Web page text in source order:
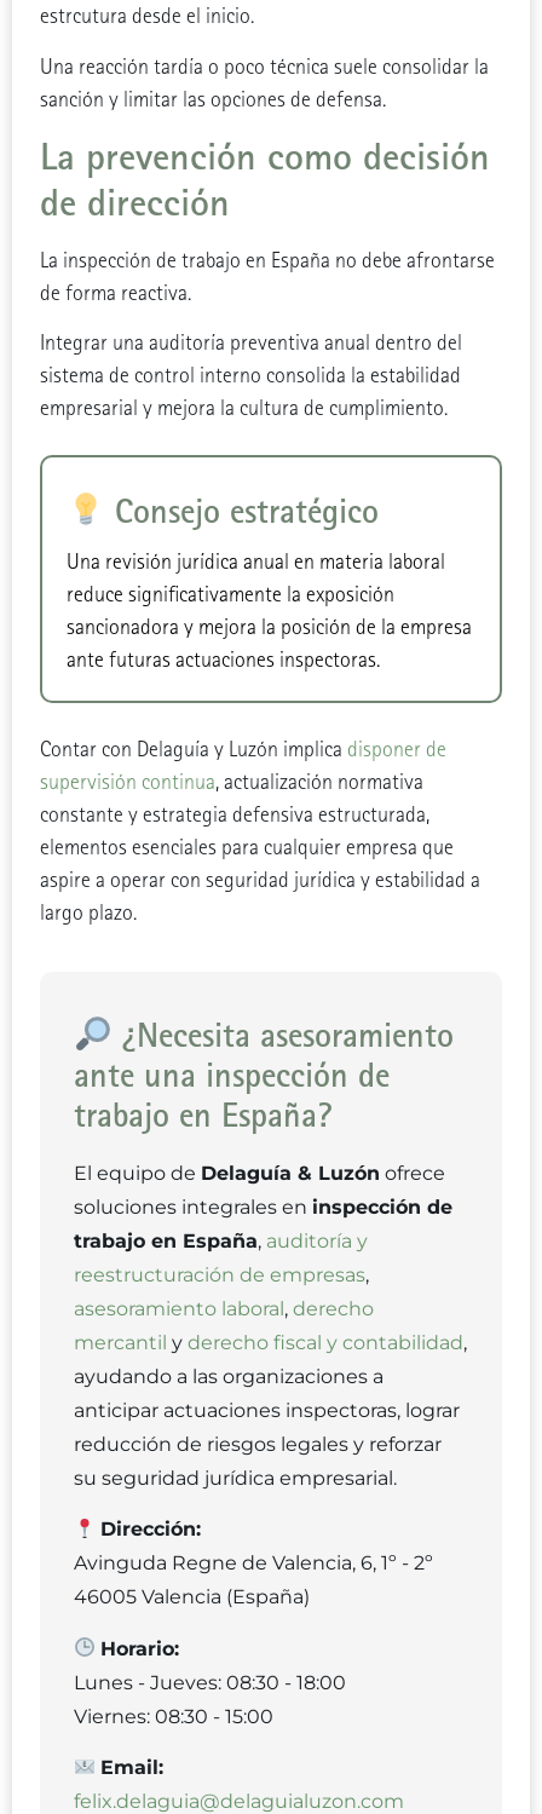
estrcutura desde el inicio.
Una reacción tardía o poco técnica suele consolidar la
sanción y limitar las opciones de defensa.
La prevención como decisión
de dirección
La inspección de trabajo en España no debe afrontarse
de forma reactiva.
Integrar una auditoría preventiva anual dentro del
sistema de control interno consolida la estabilidad
empresarial y mejora la cultura de cumplimiento.
Consejo estratégico
Una revisión jurídica anual en materia laboral
reduce significativamente la exposición
sancionadora y mejora la posición de la empresa
ante futuras actuaciones inspectoras.
Contar con Delaguía y Luzón implica disponer de
supervisión continua, actualización normativa
constante y estrategia defensiva estructurada,
elementos esenciales para cualquier empresa que
aspire a operar con seguridad jurídica y estabilidad a
largo plazo.
¿Necesita asesoramiento
ante una inspección de
trabajo en España?
El equipo de Delaguía & Luzón ofrece
soluciones integrales en inspección de
trabajo en España, auditoría y
reestructuración de empresas,
asesoramiento laboral, derecho
mercantil y derecho fiscal y contabilidad,
ayudando a las organizaciones a
anticipar actuaciones inspectoras, lograr
reducción de riesgos legales y reforzar
su seguridad jurídica empresarial.
Dirección:
Avinguda Regne de Valencia, 6, 1º - 2º
46005 Valencia (España)
Horario:
Lunes - Jueves: 08:30 - 18:00
Viernes: 08:30 - 15:00
Email:
felix.delaguia@delaguialuzon.com